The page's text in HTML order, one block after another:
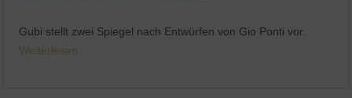
Gubi stellt zwei Spiegel nach Entwürfen von Gio Ponti vor.
Weiterlesen